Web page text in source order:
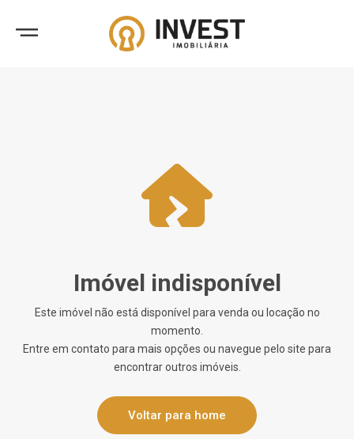
Imóvel indisponível
Este imóvel não está disponível para venda ou locação no
momento.
Entre em contato para mais opções ou navegue pelo site para
encontrar outros imóveis.
Voltar para home